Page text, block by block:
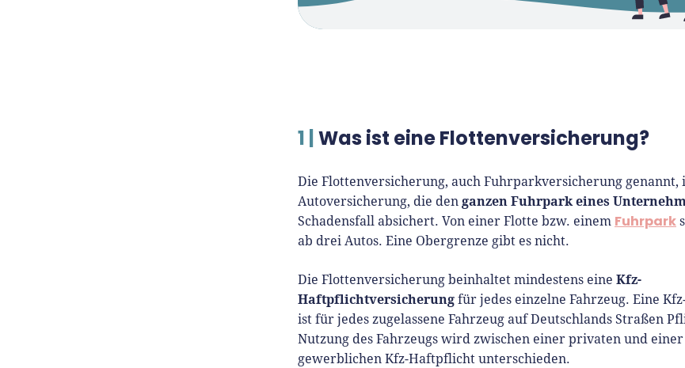
1 | Was ist eine Flottenversicherung?
Die Flottenversicherung, auch Fuhrparkversicherung genannt,
Autoversicherung, die den ganzen Fuhrpark eines
Schadensfall absichert. Von einer Flotte bzw. einem Fuhrpark
ab drei Autos. Eine Obergrenze gibt es nicht.
Die Flottenversicherung beinhaltet mindestens eine Kfz-
Haftpflichtversicherungfür jedes einzelne Fahrzeug. Eine
ist für jedes zugelassene Fahrzeug auf Deutschlands Straßen
Nutzung des Fahrzeugs wird zwischen einer privaten und einer
gewerblichen Kfz-Haftpflicht unterschieden.